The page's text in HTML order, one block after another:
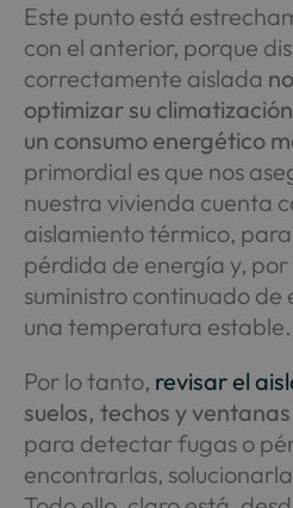
Este punto está
con el anterior, porque
correctamente aislada
optimizar su
un consumo energético
primordial es que nos
nuestra vivienda cuenta
aislamiento térmico,
pérdida de energía y,
suministro continuado
una temperatura estable.
Por lo tanto, revisar el
suelos, techos y ventanas
para detectar fugas o
encontrarlas,